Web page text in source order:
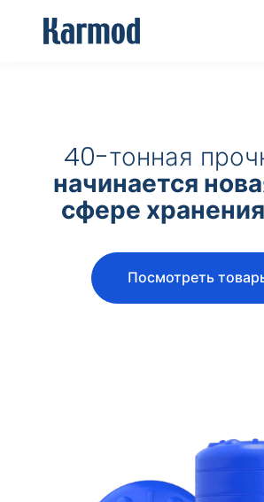
40-тонная
начинается
сфере
Посмотреть